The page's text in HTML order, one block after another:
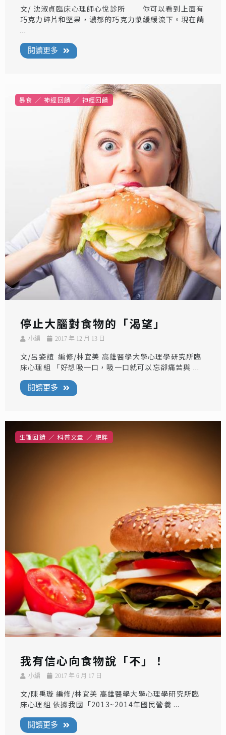
文/ 沈淑貞臨床心理師心悅診所 你可以看到上面有
巧克力碎片和堅果，濃郁的巧克力漿緩緩流下。現在請
...
閱讀更多
暴食 神經回饋 神經回饋
停止大腦對食物的「渴望」
小編 2017 年 12 月 13 日
文/呂姿誼 編修/林宜美 高雄醫學大學心理學研究所臨
床心理組 「好想吸一口，吸一口就可以忘卻痛苦與 ...
閱讀更多
生理回饋 科普文章 肥胖
我有信心向食物說「不」！
小編 2017 年 6 月 17 日
文/陳禹璇 編修/林宜美 高雄醫學大學心理學研究所臨
床心理組 依據我國「2013~2014年國民營養 ...
閱讀更多